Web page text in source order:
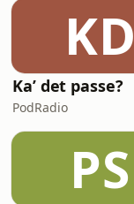
KD
Ka’ det passe?
PodRadio
PS